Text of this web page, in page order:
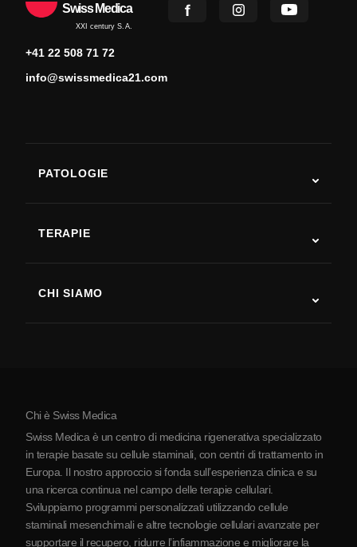
Swiss Medica
XXI century S.A.
+41 22 508 71 72
info@swissmedica21.com
PATOLOGIE
Malattia di Parkinson
Artrite
TERAPIE
CHI SIAMO
La Serbia
Partnership
Chi è Swiss Medica
Swiss Medica è un centro di medicina rigenerativa specializzato
in terapie basate su cellule staminali, con centri di trattamento in
Europa. Il nostro approccio si fonda sull’esperienza clinica e su
una ricerca continua nel campo delle terapie cellulari.
Sviluppiamo programmi personalizzati utilizzando cellule
staminali mesenchimali e altre tecnologie cellulari avanzate per
supportare il recupero, ridurre l’infiammazione e migliorare la